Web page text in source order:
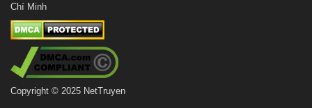
Chí Minh
Copyright © 2025 NetTruyen